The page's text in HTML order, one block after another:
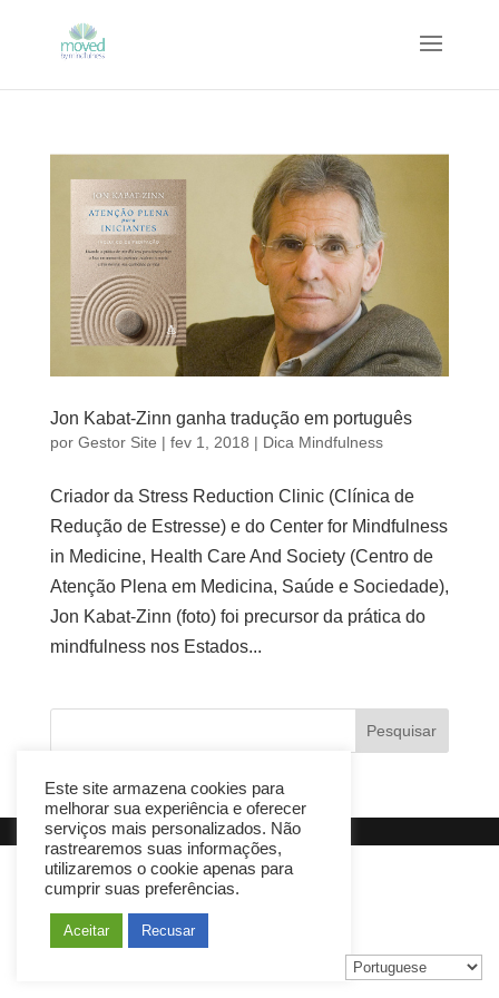
Jon Kabat-Zinn ganha tradução em português
por Gestor Site | fev 1, 2018 | Dica Mindfulness
Criador da Stress Reduction Clinic (Clínica de
Redução de Estresse) e do Center for Mindfulness
in Medicine, Health Care And Society (Centro de
Atenção Plena em Medicina, Saúde e Sociedade),
Jon Kabat-Zinn (foto) foi precursor da prática do
mindfulness nos Estados...
Este site armazena cookies para
melhorar sua experiência e oferecer
serviços mais personalizados. Não
rastrearemos suas informações,
utilizaremos o cookie apenas para
cumprir suas preferências.
Aceitar Recusar